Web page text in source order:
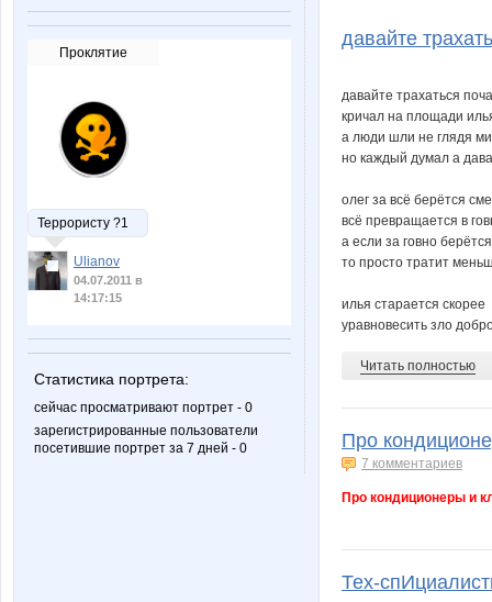
Проклятие
Террористу ?1
Ulianov
04.07.2011 в
14:17:15
Статистика портрета:
сейчас просматривают портрет - 0
зарегистрированные пользователи
посетившие портрет за 7 дней - 0
давайте
давайте трахаться
кричал на площади
а люди шли не глядя
но каждый думал а
олег за всё берётся
всё превращается в
а если за говно берётся
то просто тратит
илья старается скорее
уравновесить зло
Читать полностью
Про
7 комментариев
Про кондиционеры и
Тех-